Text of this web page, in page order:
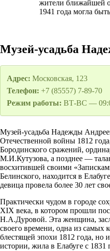
жители ближайшей
1941 года могла
Музей-усадьба
Адрес: Московская, 123
Телефон: +7 (85557) 7-89-70
Режим работы: ВТ-ВС —
Музей-усадьба Надежды
Отечественной войны 1812
Бородинского сражений,
М.И.Кутузова, а позднее —
восхитившей своими
Белинского, находится в
девица провела более 30 лет
Практически чудом в городе
XIX века, в котором прошли
Н.А.Дуровой. Эта женщина,
своего времени, одна из самых
блестящей эпохи 1812 года, но
истории, жила в Елабуге с 1831